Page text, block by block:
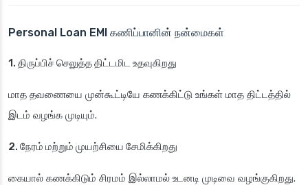
Personal Loan EMI கணிப்பானின் நன்மைகள்
1. திருப்பிச் செலுத்த திட்டமிட உதவுகிறது
மாத தவணையை முன்கூட்டியே கணக்கிட்டு உங்கள் மாத திட்டத்தில்
இடம் வழங்க முடியும்.
2. நேரம் மற்றும் முயற்சியை சேமிக்கிறது
கையால் கணக்கிடும் சிரமம் இல்லாமல் உடனடி முடிவை வழங்குகிறது.